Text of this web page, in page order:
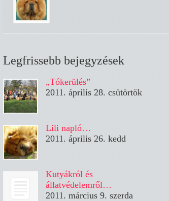
Legfrissebb bejegyzések
„Tókerülés”
2011. április 28. csütörtök
Lili napló…
2011. április 26. kedd
Kutyákról és
állatvédelemről…
2011. március 9. szerda